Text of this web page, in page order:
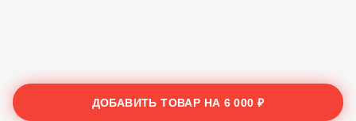
ДОБАВИТЬ ТОВАР НА 6 000 ₽